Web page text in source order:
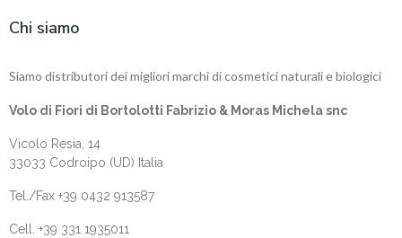
Chi siamo
Siamo distributori dei migliori marchi di cosmetici naturali e biologici
Volo di Fiori di Bortolotti Fabrizio & Moras Michela snc
Vicolo Resia, 14
33033 Codroipo (UD) Italia
Tel./Fax +39 0432 913587
Cell. +‎39 331 1935011